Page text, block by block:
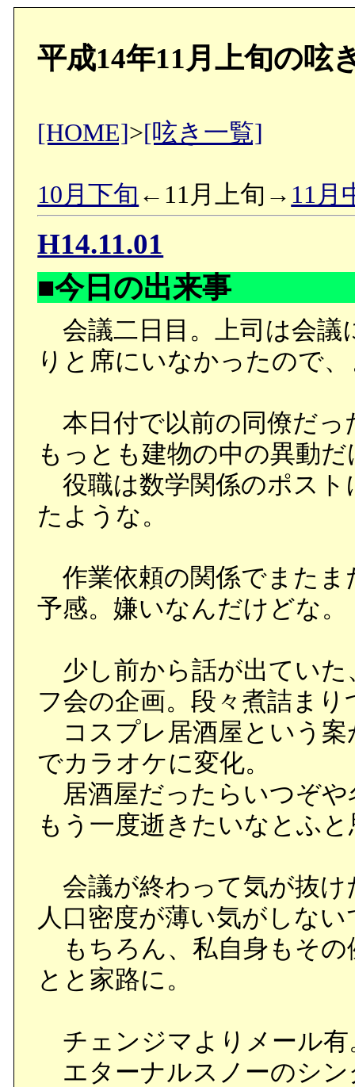
平成14年11月上旬の呟
[HOME]>[呟き一覧]
10月下旬 ←11月上旬→ 11月
H14.11.01
■今日の出来事
会議二日目。上司は会議
りと席にいなかったので
本日付で以前の同僚だっ
もっとも建物の中の異動
役職は数学関係のポスト
たような。
作業依頼の関係でまたま
予感。嫌いなんだけどな。
少し前から話が出ていた
フ会の企画。段々煮詰ま
コスプレ居酒屋という案
でカラオケに変化。
居酒屋だったらいつぞや
もう一度逝きたいなとふ
会議が終わって気が抜け
人口密度が薄い気がしな
もちろん、私自身もその
とと家路に。
チェンジマよりメール有
エターナルスノーのシン